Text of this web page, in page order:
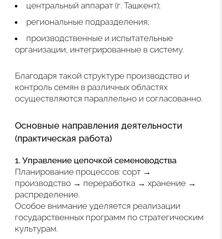
центральный аппарат (г. Ташкент);
региональные подразделения;
производственные и испытательные
организации, интегрированные в систему.
Благодаря такой структуре производство и
контроль семян в различных областях
осуществляются параллельно и согласованно.
Основные направления деятельности
(практическая работа)
1. Управление цепочкой семеноводства
Планирование процессов: сорт →
производство → переработка → хранение →
распределение.
Особое внимание уделяется реализации
государственных программ по стратегическим
культурам.